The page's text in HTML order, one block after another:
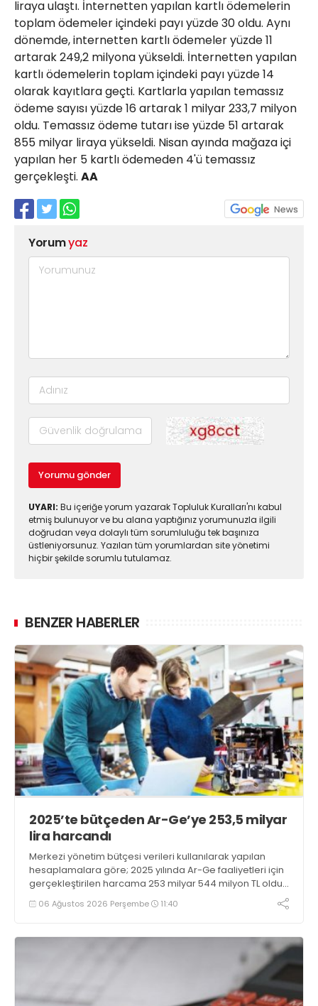
liraya ulaştı. İnternetten yapılan kartlı ödemelerin
toplam ödemeler içindeki payı yüzde 30 oldu. Aynı
dönemde, internetten kartlı ödemeler yüzde 11
artarak 249,2 milyona yükseldi. İnternetten yapılan
kartlı ödemelerin toplam içindeki payı yüzde 14
olarak kayıtlara geçti. Kartlarla yapılan temassız
ödeme sayısı yüzde 16 artarak 1 milyar 233,7 milyon
oldu. Temassız ödeme tutarı ise yüzde 51 artarak
855 milyar liraya yükseldi. Nisan ayında mağaza içi
yapılan her 5 kartlı ödemeden 4'ü temassız
gerçekleşti. AA
Yorumyaz
Yorumu gönder
UYARI: Bu içeriğe yorum yazarak Topluluk Kuralları'nı kabul
etmiş bulunuyor ve bu alana yaptığınız yorumunuzla ilgili
doğrudan veya dolaylı tüm sorumluluğu tek başınıza
üstleniyorsunuz. Yazılan tüm yorumlardan site yönetimi
hiçbir şekilde sorumlu tutulamaz.
BENZER HABERLER
2025’te bütçeden Ar-Ge’ye 253,5 milyar
lira harcandı
Merkezi yönetim bütçesi verileri kullanılarak yapılan
hesaplamalara göre; 2025 yılında Ar-Ge faaliyetleri için
gerçekleştirilen harcama 253 milyar 544 milyon TL oldu.
Ar-Ge harcamalarının merkezi yönetim bütçesi
içerisindeki oranı yüzde 1,58 oldu
06 Ağustos 2026 Perşembe 11:40